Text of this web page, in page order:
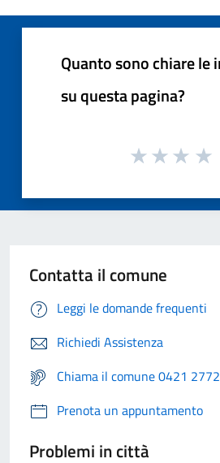
Quanto sono chiare le
su questa pagina?
Contatta il comune
Leggi le domande frequenti
Richiedi Assistenza
Chiama il comune 0421
Prenota un appuntamento
Problemi in città